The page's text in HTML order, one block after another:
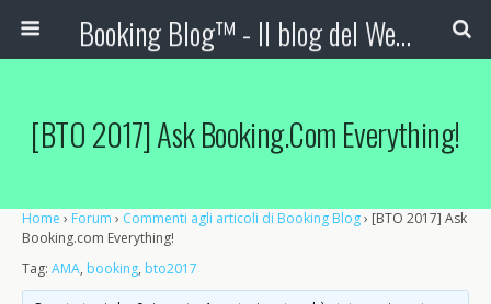
Booking Blog™ - Il blog del Web Marketing Turistico
[BTO 2017] Ask Booking.com Everything!
Home › Forum › Commenti agli articoli di Booking Blog› [BTO 2017] Ask
Booking.com Everything!
Tag: AMA, booking, bto2017